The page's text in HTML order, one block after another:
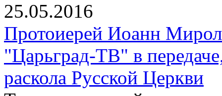
25.05.2016
Протоиерей Иоанн
"Царьград-ТВ" в
раскола Русской Церкви